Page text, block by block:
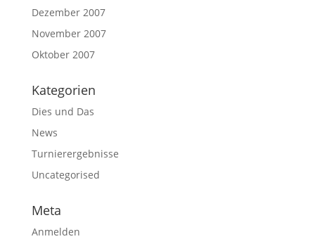
Dezember 2007
November 2007
Oktober 2007
Kategorien
Dies und Das
News
Turnierergebnisse
Uncategorised
Meta
Anmelden